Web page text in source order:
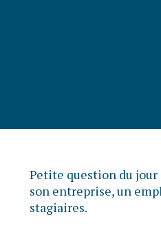
Petite question du jour
son entreprise, un
stagiaires.